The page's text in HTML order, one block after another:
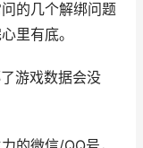
的几个解绑问题
里有底。
游戏数据会没